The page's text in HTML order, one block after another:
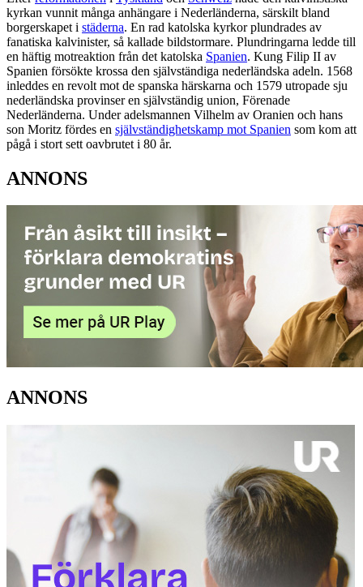
kyrkan vunnit många anhängare i Nederländerna, särskilt bland
borgerskapet i städerna. En rad katolska kyrkor plundrades av
fanatiska kalvinister, så kallade bildstormare. Plundringarna ledde till
en häftig motreaktion från det katolska Spanien. Kung Filip II av
Spanien försökte krossa den självständiga nederländska adeln. 1568
inleddes en revolt mot de spanska härskarna och 1579 utropade sju
nederländska provinser en självständig union, Förenade
Nederländerna. Under adelsmannen Vilhelm av Oranien och hans
son Moritz fördes en självständighetskamp mot Spanien som kom att
pågå i stort sett oavbrutet i 80 år.
ANNONS
ANNONS